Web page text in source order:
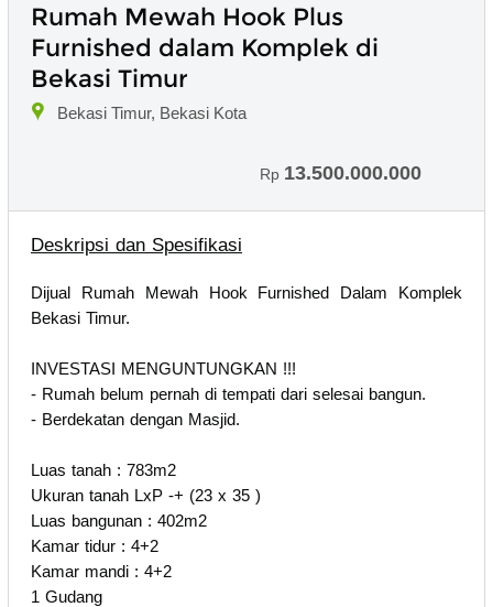
Rumah Mewah Hook Plus
Furnished dalam Komplek di
Bekasi Timur
Bekasi Timur, Bekasi Kota
Rp 13.500.000.000
Deskripsi dan Spesifikasi
Dijual Rumah Mewah Hook Furnished Dalam Komplek
Bekasi Timur.
INVESTASI MENGUNTUNGKAN !!!
- Rumah belum pernah di tempati dari selesai bangun.
- Berdekatan dengan Masjid.
Luas tanah : 783m2
Ukuran tanah LxP -+ (23 x 35 )
Luas bangunan : 402m2
Kamar tidur : 4+2
Kamar mandi : 4+2
1 Gudang